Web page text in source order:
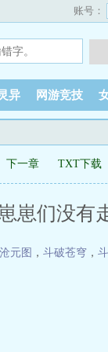
账号：
异 网游竞技
下一章 TXT下载
崽们没有
沧元图 ， 斗破苍穹 ，